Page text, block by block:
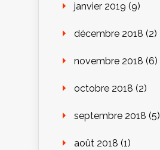
janvier 2019 (9)
décembre 2018 (2)
novembre 2018 (6)
octobre 2018 (2)
septembre 2018 (5)
août 2018 (1)